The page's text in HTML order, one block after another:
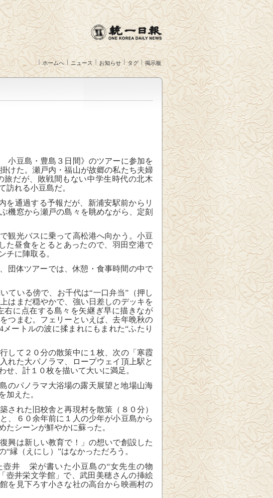
ホームへ ニュース お知らせ タグ 掲示板
豆島・豊島３日間》のツアーに参加を
けた。瀬戸内・福山が故郷の私たち夫婦
だが、敗戦間もない中学生時代の北木
訪れる小豆島だ。
を通過する予報だが、新浦安駅前からリ
機窓から瀬戸の島々を眺めながら、定刻
観光バスに乗って高松港へ向かう。小豆
た昼食をとるとあったので、羽田空港で
チに陣取る。
団体ツアーでは、休憩・食事時間の中で
ている傍で、お千代は“一口弁当”（押し
はまだ穏やかで、強い日差しのデッキを
に点在する島々を矢継ぎ早に描きなが
つまむ。フェリーといえば、去年晩秋の
メートルの波に揉まれにもまれた“ふたり
して２０分の散策中に１枚、次の「寒霞
れた大パノラマ、ロープウェイ頂上駅と
、計１０枚を描いて大いに満足。
のパノラマ大浴場の露天展望と地場山海
加えた。
れた旧校舎と再現村を散策（８０分）
、６０余年前に１人の少年が小豆島から
たシーンが鮮やかに蘇った。
興は新しい教育で！」の想いで創設した
縁（えにし）”はなかっただろう。
井 栄が書いた小豆島の“女先生の物
壺井栄文学館」で、武田美穂さんの挿絵
を見下ろす小さな社の高台から映画村の